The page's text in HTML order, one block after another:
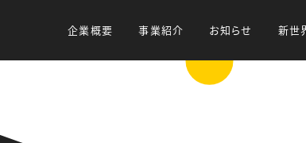
企業概要 事業紹介 お知らせ 新世